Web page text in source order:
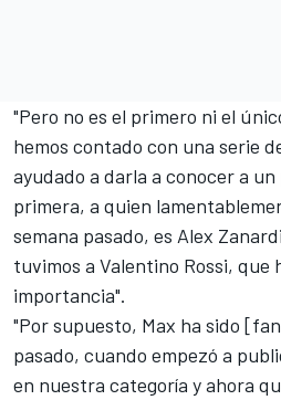
"Pero no es el primero ni el
hemos contado con una serie
ayudado a darla a conocer a
primera, a quien
semana pasado, es Alex Zanardi
tuvimos a Valentino Rossi, que
importancia".
"Por supuesto, Max ha sido
pasado, cuando empezó a
en nuestra categoría y ahora